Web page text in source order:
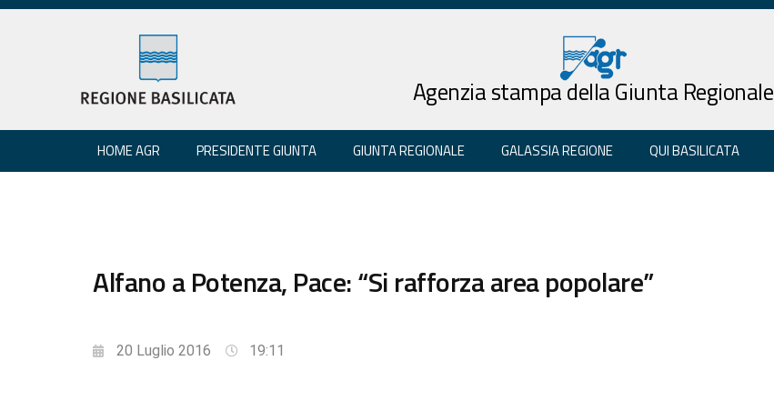
Agenzia stampa della Giunta Regionale
HOME AGR PRESIDENTE GIUNTA GIUNTA REGIONALE GALASSIA REGIONE QUI BASILICATA
Alfano a Potenza, Pace: “Si rafforza area popolare”
20 Luglio 2016 19:11